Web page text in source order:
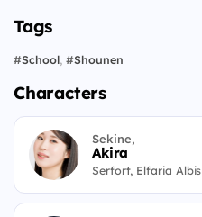
Tags
#School, #Shounen
Characters
Sekine,
Akira
Serfort, Elfaria Albis